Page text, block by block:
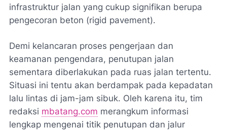
infrastruktur jalan yang cukup signifikan berupa
pengecoran beton (rigid pavement).
Demi kelancaran proses pengerjaan dan
keamanan pengendara, penutupan jalan
sementara diberlakukan pada ruas jalan tertentu.
Situasi ini tentu akan berdampak pada kepadatan
lalu lintas di jam-jam sibuk. Oleh karena itu, tim
redaksi mbatang.com merangkum informasi
lengkap mengenai titik penutupan dan jalur